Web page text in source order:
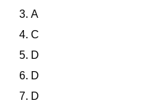
A
C
D
D
D